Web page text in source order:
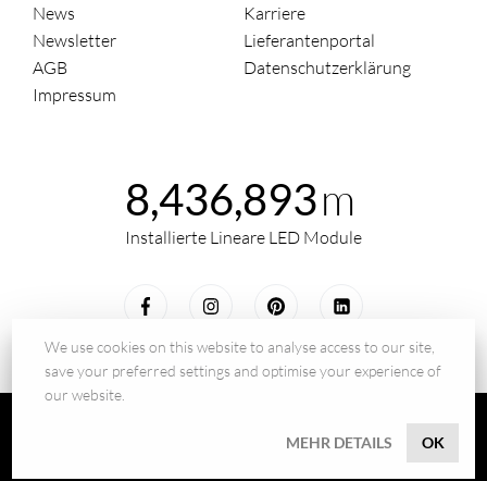
News
Karriere
Newsletter
Lieferantenportal
AGB
Datenschutzerklärung
Impressum
8,436,893m
Installierte Lineare LED Module
© 2026 - BILTON LEDON Technology GmbH
We use cookies on this website to analyse access to our site,
save your preferred settings and optimise your experience of
our website.
MEHR DETAILS OK